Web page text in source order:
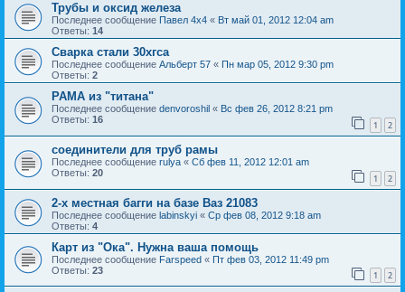
Трубы и оксид железа
Последнее сообщение Павел 4х4 « Вт май 01, 2012 12:04 am
Ответы: 14
Сварка стали 30хгса
Последнее сообщение Альберт 57 « Пн мар 05, 2012 9:30 pm
Ответы: 2
РАМА из "титана"
Последнее сообщение denvoroshil « Вс фев 26, 2012 8:21 pm
Ответы: 16 1 2
соединители для труб рамы
Последнее сообщение rulya « Сб фев 11, 2012 12:01 am
Ответы: 20 1 2
2-х местная багги на базе Ваз 21083
Последнее сообщение labinskyi « Ср фев 08, 2012 9:18 am
Ответы: 4
Карт из "Ока". Нужна ваша помощь
Последнее сообщение Farspeed « Пт фев 03, 2012 11:49 pm
Ответы: 23 1 2